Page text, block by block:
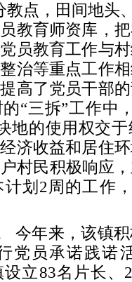
教点，田间地头
教育师资库，
员教育工作与
治等重点工作
高了党员干部
“三拆”工作中
地的使用权交
济收益和居住
村民积极响应
划2周的工作
今年来，该镇
党员承诺践诺
立83名片长、